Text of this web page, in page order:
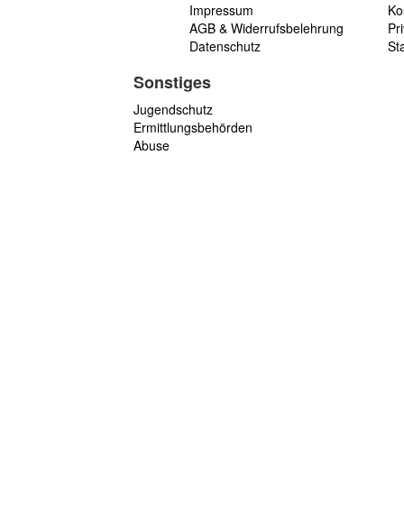
Impressum
AGB & Widerrufsbelehrung
Datenschutz
Sonstiges
Jugendschutz
Ermittlungsbehörden
Abuse